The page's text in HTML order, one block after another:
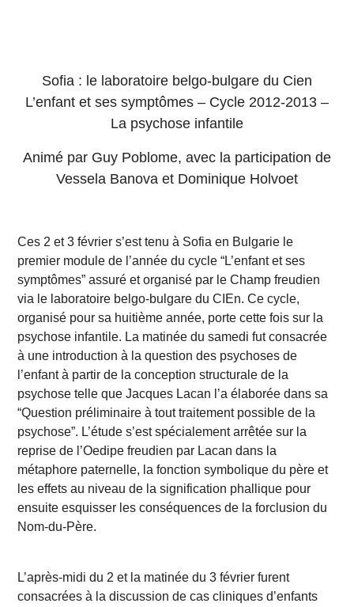
Sofia : le laboratoire belgo-bulgare du Cien
L’enfant et ses symptômes – Cycle 2012-2013 –
La psychose infantile
Animé par Guy Poblome, avec la participation de
Vessela Banova et Dominique Holvoet
Ces 2 et 3 février s’est tenu à Sofia en Bulgarie le
premier module de l’année du cycle “L’enfant et ses
symptômes” assuré et organisé par le Champ freudien
via le laboratoire belgo-bulgare du CIEn. Ce cycle,
organisé pour sa huitième année, porte cette fois sur la
psychose infantile. La matinée du samedi fut consacrée
à une introduction à la question des psychoses de
l’enfant à partir de la conception structurale de la
psychose telle que Jacques Lacan l’a élaborée dans sa
“Question préliminaire à tout traitement possible de la
psychose”. L’étude s’est spécialement arrêtée sur la
reprise de l’Oedipe freudien par Lacan dans la
métaphore paternelle, la fonction symbolique du père et
les effets au niveau de la signification phallique pour
ensuite esquisser les conséquences de la forclusion du
Nom-du-Père.
L’après-midi du 2 et la matinée du 3 février furent
consacrées à la discussion de cas cliniques d’enfants